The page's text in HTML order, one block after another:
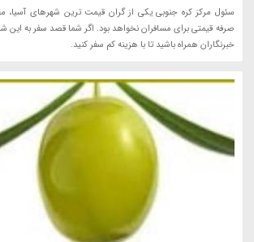
سئول مرکز کره جنوبی یکی از گران قیمت ترین شهرهای
صرفه قیمتی برای مسافران نخواهد بود. اگر شما قصد سفر به این
خبرنگاران همراه باشید تا با هزینه کم سفر کنید.